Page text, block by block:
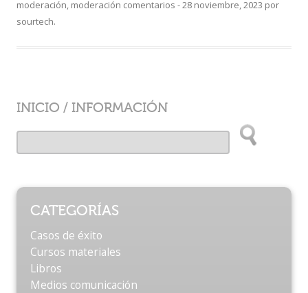
moderación, moderación comentarios -28 noviembre, 2023 por
sourtech.
INICIO / INFORMACIÓN
CATEGORÍAS
Casos de éxito
Cursos materiales
Libros
Medios comunicación